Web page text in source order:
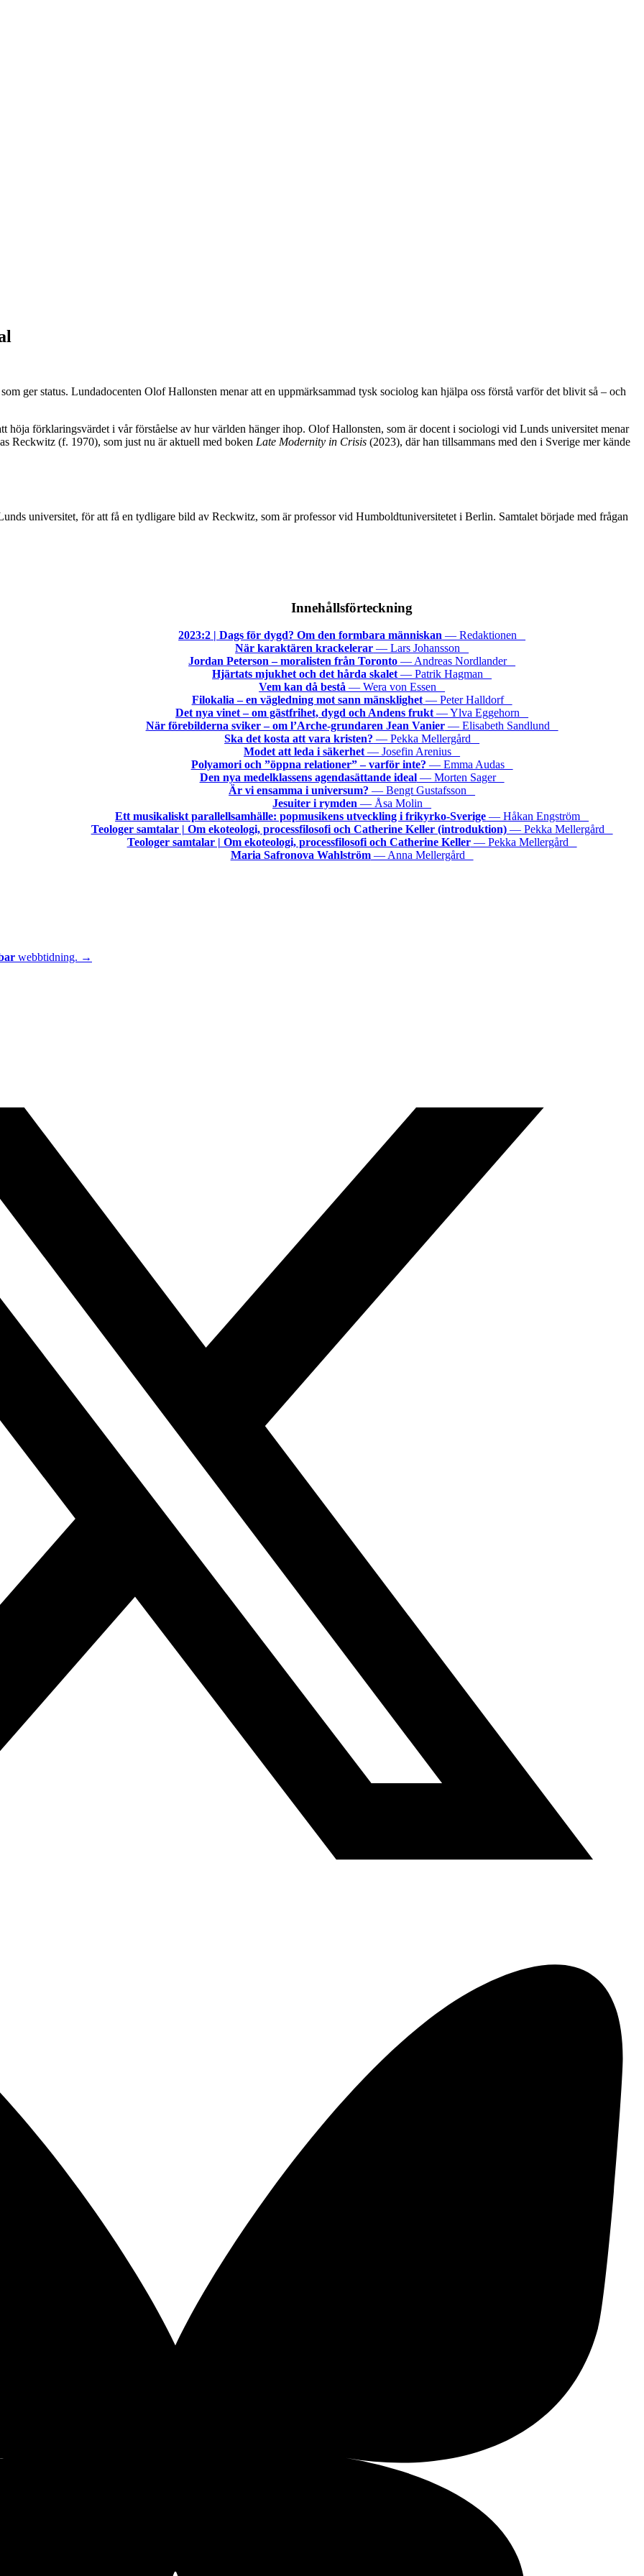
ger status. Lundadocenten Olof Hallonsten menar att en uppmärksammad tysk sociolog kan hjälpa oss förstå varför det blivit så – och
höja förklaringsvärdet i vår förståelse av hur världen hänger ihop. Olof Hallonsten, som är docent i sociologi vid Lunds universitet menar
Reckwitz (f. 1970), som just nu är aktuell med boken Late Modernity in Crisis (2023), där han tillsammans med den i Sverige mer kände
universitet, för att få en tydligare bild av Reckwitz, som är professor vid Humboldtuniversitetet i Berlin. Samtalet började med frågan
Innehållsförteckning
2023:2 | Dags för dygd? Om den formbara människan — Redaktionen
När karaktären krackelerar — Lars Johansson
Jordan Peterson – moralisten från Toronto — Andreas Nordlander
Hjärtats mjukhet och det hårda skalet — Patrik Hagman
Vem kan då bestå — Wera von Essen
Filokalia – en vägledning mot sann mänsklighet— Peter Halldorf
Det nya vinet – om gästfrihet, dygd och Andens frukt — Ylva Eggehorn
När förebilderna sviker – om l’Arche-grundaren Jean Vanier— Elisabeth Sandlund
Ska det kosta att vara kristen? — Pekka Mellergård
Modet att leda i säkerhet — Josefin Arenius
Polyamori och ”öppna relationer” – varför inte? — Emma Audas
Den nya medelklassens agendasättande ideal— Morten Sager
Är vi ensamma i universum? — Bengt Gustafsson
Jesuiter i rymden — Åsa Molin
Ett musikaliskt parallellsamhälle: popmusikens utveckling i frikyrko-Sverige — Håkan Engström
Teologer samtalar | Om ekoteologi, processfilosofi och Catherine Keller (introduktion)— Pekka Mellergård
Teologer samtalar | Om ekoteologi, processfilosofi och Catherine Keller— Pekka Mellergård
Maria Safronova Wahlström— Anna Mellergård
webbtidning. →